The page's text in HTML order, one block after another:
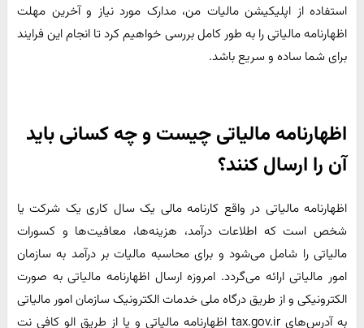
استفاده از اپلیکیشن مالیات من، مدارک مورد نیاز و آخرین مهلت
اظهارنامه مالیاتی را به طور کامل بررسی خواهیم کرد تا انجام این فرایند
برای شما ساده و سریع باشد.
اظهارنامه مالیاتی چیست و چه کسانی باید
آن را ارسال کنند؟
اظهارنامه مالیاتی در واقع کارنامه مالی یک سال کاری یک شرکت یا
شخص است که اطلاعات درآمد، هزینه‌ها، معافیت‌ها و کسورات
مالیاتی را شامل می‌شود و برای محاسبه مالیات بر درآمد به سازمان
امور مالیاتی ارائه می‌گردد. امروزه ارسال اظهارنامه مالیاتی به صورت
الکترونیکی و از طریق درگاه ملی خدمات الکترونیک سازمان امور مالیاتی
به آدرس‌های tax.gov.ir اظهارنامه مالیاتی و یا از طریق الو کافی نت